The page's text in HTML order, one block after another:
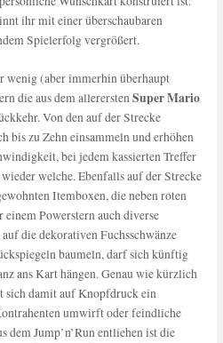
ihr mit einer überschaubaren
Spielerfolg vergrößert.
wenig (aber immerhin überhaupt
die aus dem allererstenSuper Mario
Von den auf der Strecke
bis zu Zehn einsammeln und erhöhen
bei jedem kassierten Treffer
welche. Ebenfalls auf der Strecke
Itemboxen, die neben roten
einem Powerstern auch diverse
die dekorativen Fuchsschwänze
baumeln, darf sich künftig
ans Kart hängen. Genau wie kürzlich
sich damit auf Knopfdruck ein
umwirft oder feindliche
dem Jump’n’Run entliehen ist die